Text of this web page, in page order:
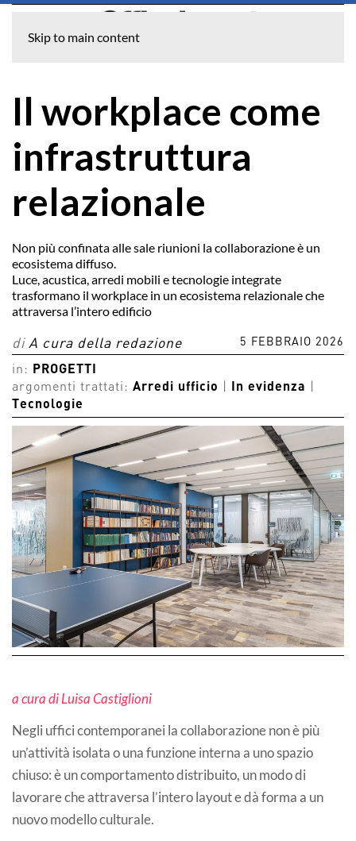
Skip to main content
Il workplace come
infrastruttura
relazionale
Non più confinata alle sale riunioni la collaborazione è un
ecosistema diffuso.
Luce, acustica, arredi mobili e tecnologie integrate
trasformano il workplace in un ecosistema relazionale che
attraversa l’intero edificio
di A cura della redazione 5 FEBBRAIO 2026
in:
PROGETTI
argomenti trattati: Arredi ufficio In evidenza
Tecnologie
a cura di Luisa Castiglioni
Negli uffici contemporanei la collaborazione non è più
un’attività isolata o una funzione interna a uno spazio
chiuso: è un comportamento distribuito, un modo di
lavorare che attraversa l’intero layout e dà forma a un
nuovo modello culturale.